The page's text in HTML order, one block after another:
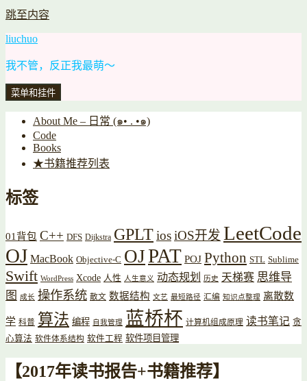
跳至内容
liuchuo
我不管，反正我最萌～
菜单和挂件
About Me – 日常 (๑• . •๑)
Code
Books
★书籍推荐列表
标签
01背包 C++ DFS Dijkstra GPLTiosiOS开发 LeetCode
OJ MacBook Objective-C OJPAT POJ Python STL Sublime
Swift WordPress Xcode 人性 人生意义 动态规划 历史 天梯赛 思维导
图
成长 操作系统 散文 数据结构 文艺 最短路径 汇编 知识点整理 离散数
学 科普 算法 编程 自我管理 蓝桥杯 计算机组成原理 读书笔记 贪
心算法 软件体系结构 软件工程 软件项目管理
【2017年读书报告+书籍推荐】